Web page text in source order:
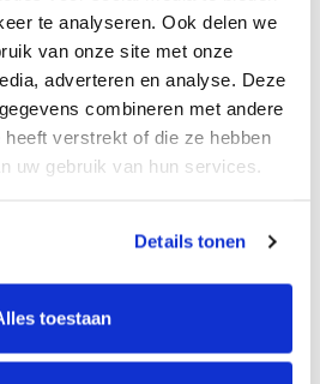
te analyseren. Ook delen we
van onze site met onze
adverteren en analyse. Deze
combineren met andere
verstrekt of die ze hebben
uw gebruik van hun services.
Details tonen
toestaan
ZD620T, ZD621T,
ROL
(HQR-K)
en is kras en veegvast!